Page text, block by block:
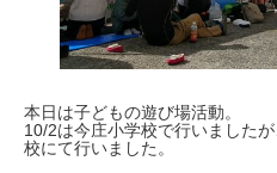
本日は子どもの遊び場活動。
10/2は今庄小学校で行いました
校にて行いました。